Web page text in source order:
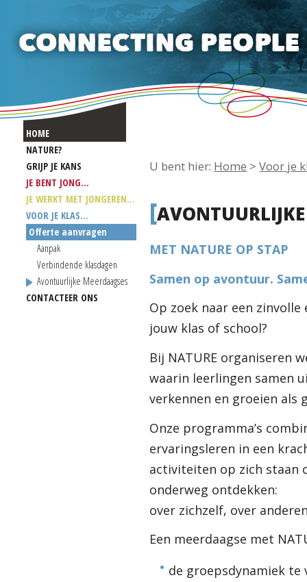
HOME
NATURE?
GRIJP JE KANS
JE BENT JONG...
JE WERKT MET JONGEREN...
VOOR JE KLAS...
Offerte aanvragen
Aanpak
Verbindende klasdagen
Avontuurlijke Meerdaagses
CONTACTEER ONS
U bent hier: Home >Voor je
[
MET NATURE OP STAP
Samen op avontuur.
Op zoek naar een
jouw klas of school?
Bij NATURE organiseren
waarin leerlingen samen
verkennen en groeien als
Onze programma’s
ervaringsleren in een
activiteiten op zich staan
onderweg ontdekken:
over zichzelf, over
Een meerdaagse met
de groepsdynamiek te